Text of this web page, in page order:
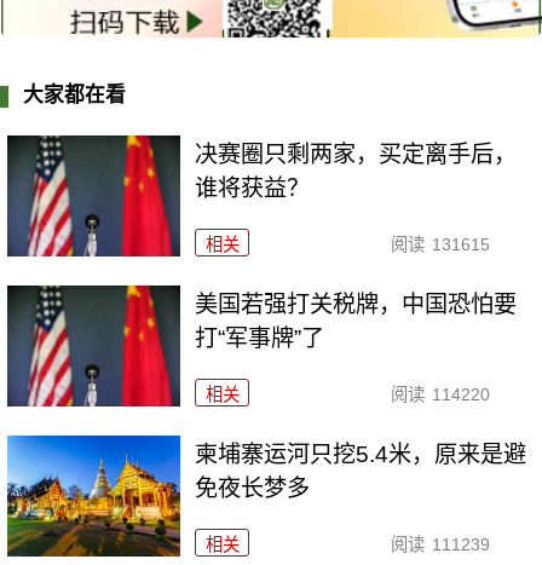
大家都在看
决赛圈只剩两家，买定离手后，
谁将获益？
相关 阅读 131615
美国若强打关税牌，中国恐怕要
打“军事牌”了
相关 阅读 114220
柬埔寨运河只挖5.4米，原来是避
免夜长梦多
相关 阅读 111239